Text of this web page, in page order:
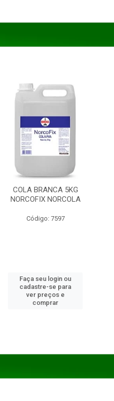
COLA BRANCA 5KG
NORCOFIX NORCOLA
Código: 7597
Faça seu login ou
cadastre-se para
ver preços e
comprar